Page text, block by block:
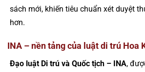
sách mới, khiến tiêu chuẩn xét duyệt
hơn.
INA – nền tảng của luật di trú Hoa
Đạo luật Di trú và Quốc tịch – INA,